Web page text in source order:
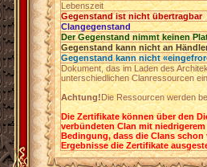
Lebenszeit
Gegenstand ist nicht übertragbar
Clangegenstand
Der Gegenstand nimmt keinen
Gegenstand kann nicht an
Gegenstand kann nicht
Dokument, das im Laden des
unterschiedlichen Clanressourcen
Achtung!Die Ressourcen werden
Die Zertifikate können über den
verbündeten Clan mit
Bedingung, dass die Clans
Ergebnisse die Zertifikate